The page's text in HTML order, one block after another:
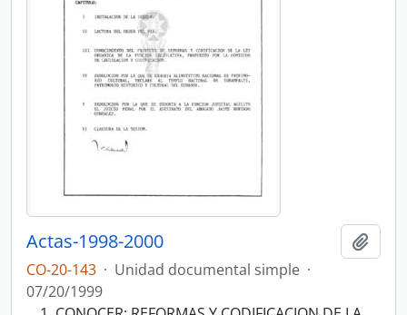
Actas-1998-2000
CO-20-143 · Unidad documental simple ·
07/20/1999